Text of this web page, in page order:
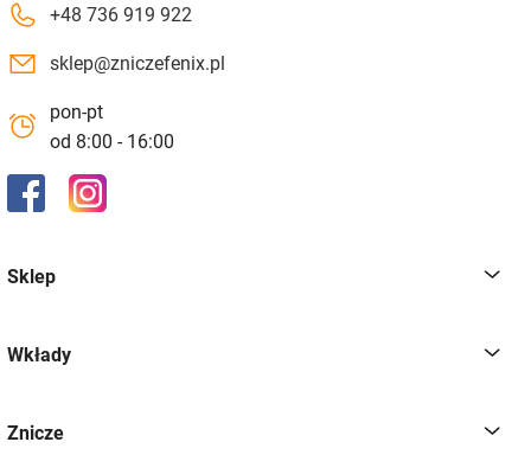
+48 736 919 922
sklep@zniczefenix.pl
pon-pt
od 8:00 - 16:00
Sklep
Wkłady
Znicze